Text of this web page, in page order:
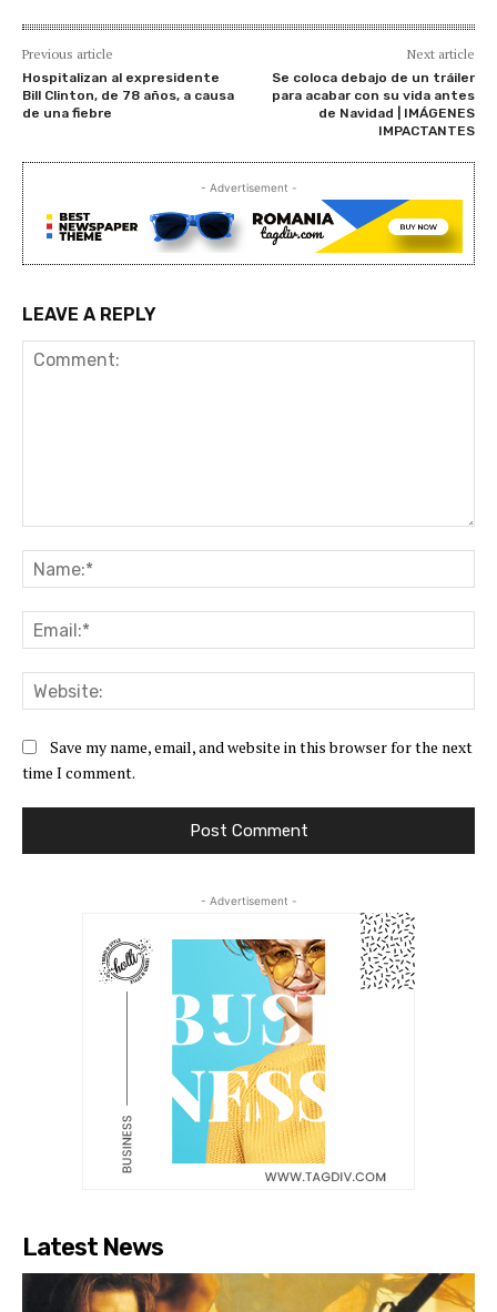
Previous article
Hospitalizan al expresidente
Bill Clinton, de 78 años, a causa
de una fiebre
Next article
Se coloca debajo de un tráiler
para acabar con su vida antes
de Navidad | IMÁGENES
IMPACTANTES
- Advertisement -
LEAVE A REPLY
Save my name, email, and website in this browser for the next
time I comment.
- Advertisement -
Latest News